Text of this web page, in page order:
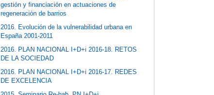
gestión y financiación en actuaciones de
regeneración de barrios
2016. Evolución de la vulnerabilidad urbana en
España 2001-2011
2016. PLAN NACIONAL I+D+i 2016-18. RETOS
DE LA SOCIEDAD
2016. PLAN NACIONAL I+D+i 2016-17. REDES
DE EXCELENCIA